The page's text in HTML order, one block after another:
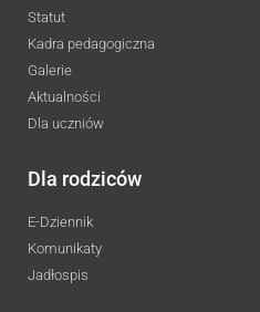
Statut
Kadra pedagogiczna
Galerie
Aktualności
Dla uczniów
Dla rodziców
E-Dziennik
Komunikaty
Jadłospis